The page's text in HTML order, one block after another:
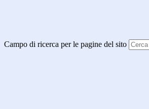
Campo di ricerca per le pagine del sito